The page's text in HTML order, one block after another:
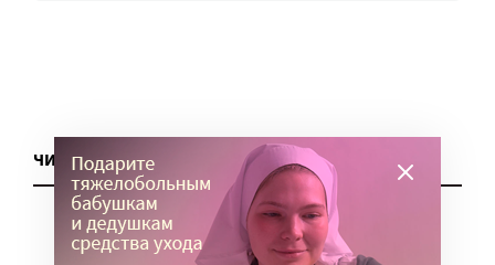
ЧИТАТЬ ЕЩЕ